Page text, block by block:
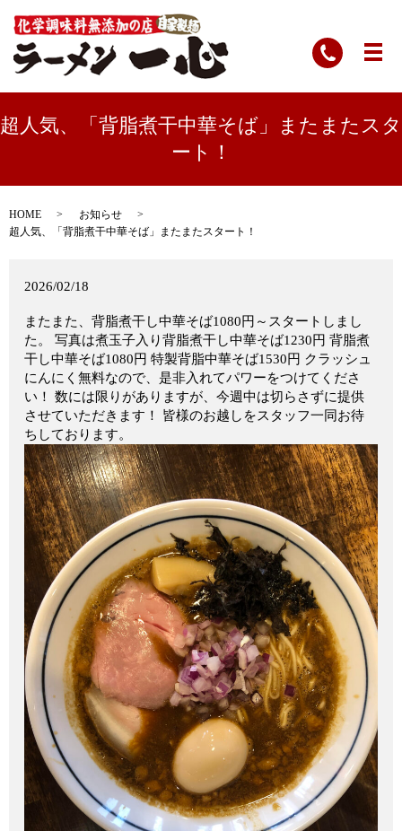
超人気、「背脂煮干中華そば」またまたスタ
ート！
HOME
お知らせ
超人気、「背脂煮干中華そば」またまたスタート！
2026/02/18
またまた、背脂煮干し中華そば1080円～スタートしまし
た。 写真は煮玉子入り背脂煮干し中華そば1230円 背脂煮
干し中華そば1080円 特製背脂中華そば1530円 クラッシュ
にんにく無料なので、是非入れてパワーをつけてくださ
い！ 数には限りがありますが、今週中は切らさずに提供
させていただきます！ 皆様のお越しをスタッフ一同お待
ちしております。